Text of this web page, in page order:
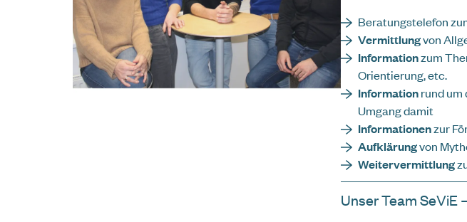
Beratungstelefon
Vermittlungvon
Informationzum
Orientierung, etc.
Informationrund
Umgang damit
Informationenzur
Aufklärungvon
Weitervermittlung
Unser Team SeViE